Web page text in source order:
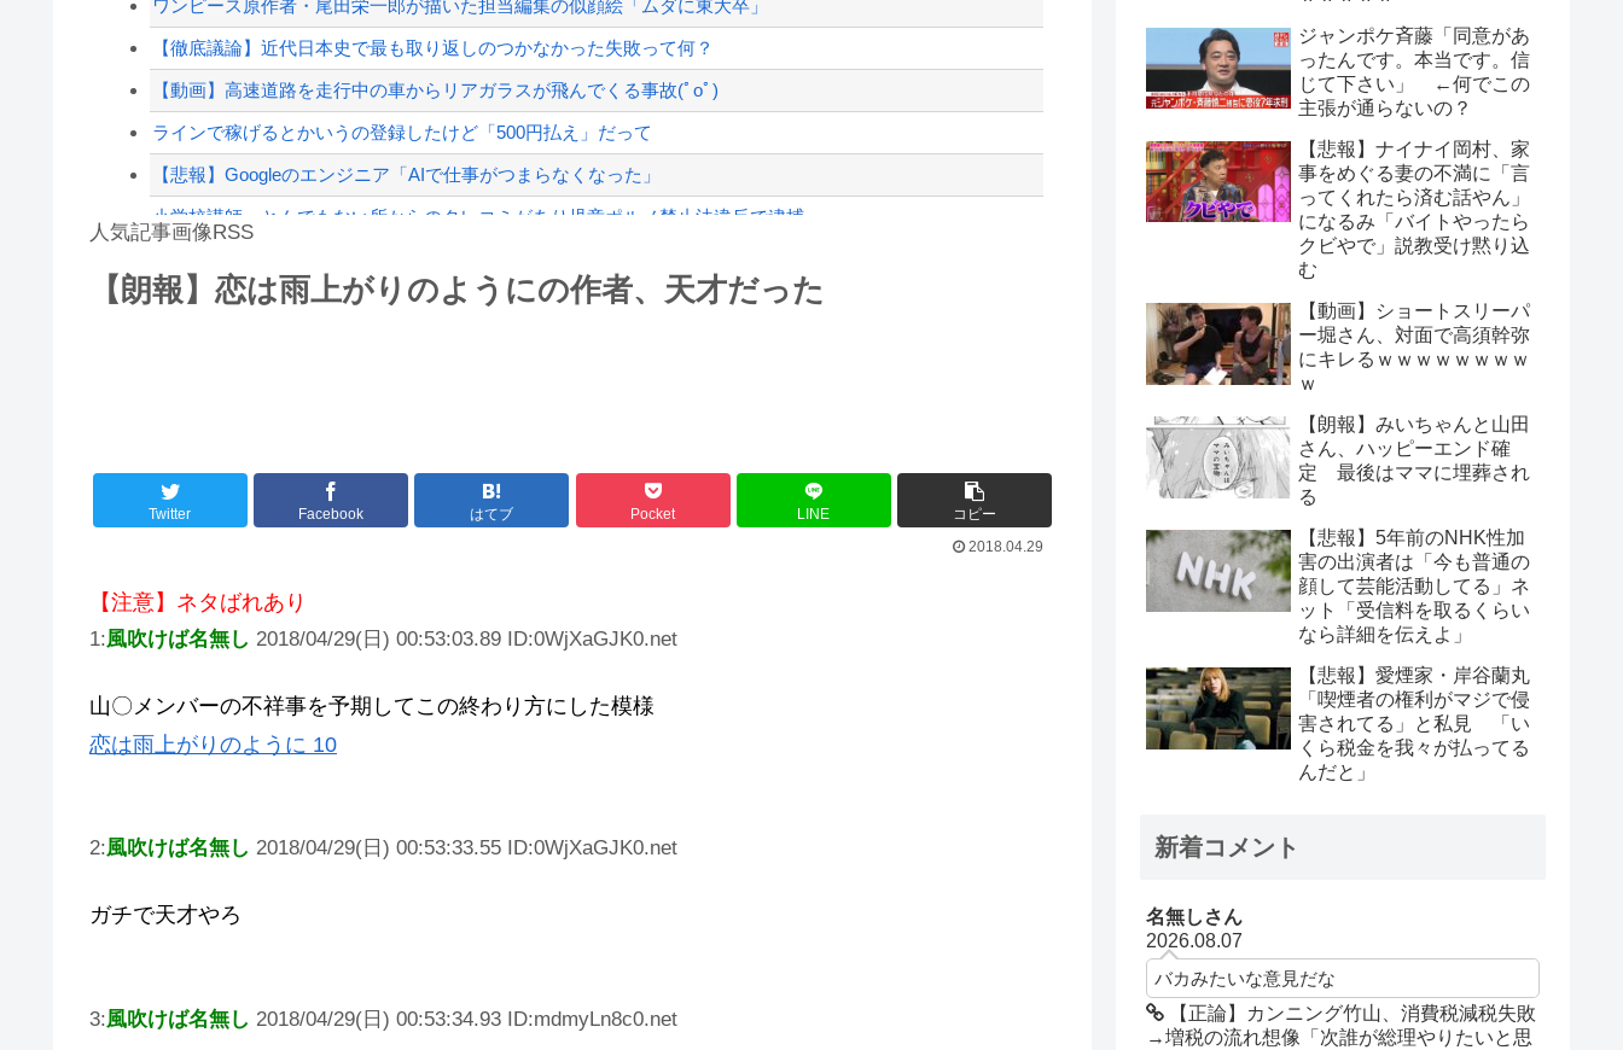
万年赤字のインドネシア新幹線。負債を埋めるため政府が過半数の株式を引き受ける
【配信者】「金バエ」のSNS更新が1週間途絶え、様々な憶測が飛び交う。1週間ぶり...
【緊急速報】NYで警官が黒人男性の首を絞め、暴動第二波不可避へ
ワンピース原作者・尾田栄一郎が描いた担当編集の似顔絵「ムダに東大卒」
【徹底議論】近代日本史で最も取り返しのつかなかった失敗って何？
【動画】高速道路を走行中の車からリアガラスが飛んでくる事故(ﾟoﾟ)
ラインで稼げるとかいうの登録したけど「500円払え」だって
【悲報】Googleのエンジニア「AIで仕事がつまらなくなった」
小学校講師、とんでもない所からのタレコミがあり児童ポルノ禁止法違反で逮捕
【悲報】隣家の室外機、限界突破ｗｗｗｗｗｗｗ （※画像あり）
海外「おめでとうタキ！」リヴァプール南野がバースデーゴール！！
人気記事画像RSS
【朗報】恋は雨上がりのようにの作者、天才だった
Twitter Facebook はてブ Pocket LINE
コピー
2018.04.29
【注意】ネタばれあり
1:風吹けば名無し 2018/04/29(日) 00:53:03.89 ID:0WjXaGJK0.net
山〇メンバーの不祥事を予期してこの終わり方にした模様
恋は雨上がりのように 10
2:風吹けば名無し 2018/04/29(日) 00:53:33.55 ID:0WjXaGJK0.net
ガチで天才やろ
3:風吹けば名無し 2018/04/29(日) 00:53:34.93 ID:mdmyLn8c0.net
ジャンポケ斉藤「同意があ
ったんです。本当です。信
じて下さい」 ←何でこの
主張が通らないの？
【悲報】ナイナイ岡村、家
事をめぐる妻の不満に「言
ってくれたら済む話やん」
になるみ「バイトやったら
クビやで」説教受け黙り込
む
【動画】ショートスリーパ
ー堀さん、対面で高須幹弥
にキレるｗｗｗｗｗｗｗｗ
ｗ
【朗報】みいちゃんと山田
さん、ハッピーエンド確
定 最後はママに埋葬され
る
【悲報】5年前のNHK性加
害の出演者は「今も普通の
顔して芸能活動してる」ネ
ット「受信料を取るくらい
なら詳細を伝えよ」
【悲報】愛煙家・岸谷蘭丸
「喫煙者の権利がマジで侵
害されてる」と私見 「い
くら税金を我々が払ってる
んだと」
新着コメント
名無しさん
2026.08.07
バカみたいな意見だな
【正論】カンニング竹山、消費税減税失敗
→増税の流れ想像「次誰が総理やりたいと思